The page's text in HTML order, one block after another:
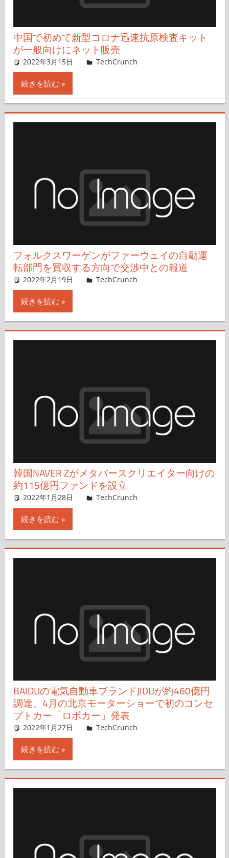
中国で初めて新型コロナ迅速抗原検査キット
が一般向けにネット販売
2022年3月15日 Rita Liao,Nariko Mizoguchi
TechCrunch
続きを読む
フォルクスワーゲンがファーウェイの自動運
転部門を買収する方向で交渉中との報道
2022年2月19日 Rita Liao,Nariko Mizoguchi
TechCrunch
続きを読む
韓国NAVER Zがメタバースクリエイター向けの
約115億円ファンドを設立
2022年1月28日 Rita Liao,Nariko Mizoguchi
TechCrunch
続きを読む
BAIDUの電気自動車ブランドJIDUが約460億円
調達、4月の北京モーターショーで初のコンセ
プトカー「ロボカー」発表
2022年1月27日 Rita Liao,Nariko Mizoguchi
TechCrunch
続きを読む